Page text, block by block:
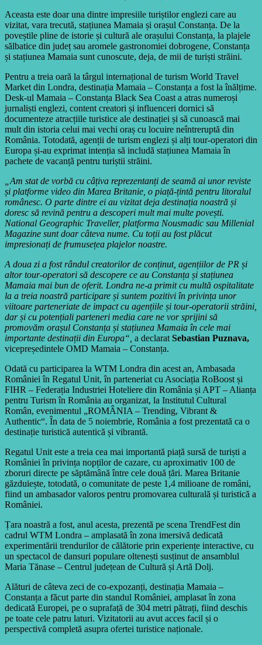
Aceasta este doar una dintre impresiile turiștilor englezi care au
vizitat, vara trecută, stațiunea Mamaia și orașul Constanța. De la
poveștile pline de istorie și cultură ale orașului Constanța, la plajele
sălbatice din județ sau aromele gastronomiei dobrogene, Constanța
și stațiunea Mamaia sunt cunoscute, deja, de mii de turiști străini.
Pentru a treia oară la târgul internațional de turism World Travel
Market din Londra, destinația Mamaia – Constanța a fost la înălțime.
Desk-ul Mamaia – Constanța Black Sea Coast a atras numeroși
jurnaliști englezi, content creatori și influenceri dornici să
documenteze atracțiile turistice ale destinației și să cunoască mai
mult din istoria celui mai vechi oraș cu locuire neîntreruptă din
România. Totodată, agenții de turism englezi și alți tour-operatori din
Europa și-au exprimat intenția să includă stațiunea Mamaia în
pachete de vacanță pentru turiștii străini.
Am stat de vorbă cu câțiva reprezentanți de seamă ai unor reviste
și platforme video din Marea Britanie, o piață-țintă pentru litoralul
românesc. O parte dintre ei au vizitat deja destinația noastră și
doresc să revină pentru a descoperi mult mai multe povești.
National Geographic Traveller, platforma Nousmadic sau Millenial
Magazine sunt doar câteva nume. Cu toții au fost plăcut
impresionați de frumusețea plajelor noastre.
A doua zi a fost rândul creatorilor de conținut, agențiilor de PR și
altor tour-operatori să descopere ce au Constanța și stațiunea
Mamaia mai bun de oferit. Londra ne-a primit cu multă ospitalitate
la a treia noastră participare și suntem pozitivi în privința unor
viitoare parteneriate de impact cu agențiile și tour-operatorii străini,
dar și cu potențiali parteneri media care ne vor sprijini să
promovăm orașul Constanța și stațiunea Mamaia în cele mai
importante destinații din Europa“ a declarat Sebastian Puznava,
vicepreședintele OMD Mamaia – Constanța.
Odată cu participarea la WTM Londra din acest an, Ambasada
României în Regatul Unit, în parteneriat cu Asociația RoBoost și
FIHR – Federația Industriei Hoteliere din România și APT – Alianța
pentru Turism în România au organizat, la Institutul Cultural
Român, evenimentul „ROMÂNIA – Trending, Vibrant &
Authentic“. În data de 5 noiembrie, România a fost prezentată ca o
destinație turistică autentică și vibrantă.
Regatul Unit este a treia cea mai importantă piață sursă de turiști a
României în privința nopților de cazare, cu aproximativ 100 de
zboruri directe pe săptămână între cele două țări. Marea Britanie
găzduiește, totodată, o comunitate de peste 1,4 milioane de români,
fiind un ambasador valoros pentru promovarea culturală și turistică a
României.
Țara noastră a fost, anul acesta, prezentă pe scena TrendFest din
cadrul WTM Londra – amplasată în zona imersivă dedicată
experimentării trendurilor de călătorie prin experiențe interactive, cu
un spectacol de dansuri populare oltenești susținut de ansamblul
Maria Tănase – Centrul județean de Cultură și Artă Dolj.
Alături de câteva zeci de co-expozanți, destinația Mamaia –
Constanța a făcut parte din standul României, amplasat în zona
dedicată Europei, pe o suprafață de 304 metri pătrați, fiind deschis
pe toate cele patru laturi. Vizitatorii au avut acces facil și o
perspectivă completă asupra ofertei turistice naționale.